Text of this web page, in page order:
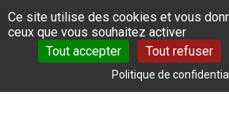
Panneau de gestion des cookies
Ce site utilise des cookies et vous
ceux que vous souhaitez activer
Tout accepter
Tout refuser
Politique de